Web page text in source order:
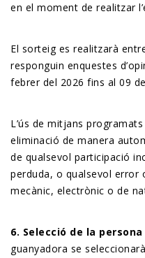
en el moment de realitzar
El sorteig es realitzarà
responguin enquestes
febrer del 2026 fins al 09
L’ús de mitjans
eliminació de manera
de qualsevol participació
perduda, o qualsevol error
mecànic, electrònic o de
6. Selecció de la
guanyadora se